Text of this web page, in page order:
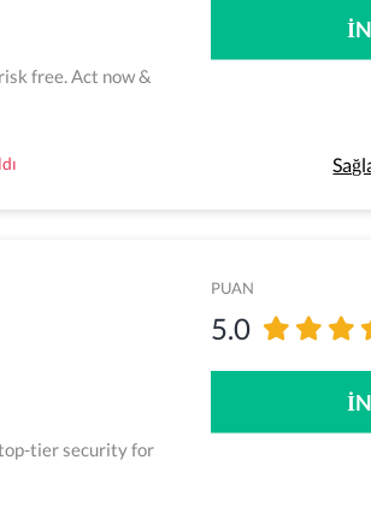
free. Act now &
tier security for
PUAN
5.0